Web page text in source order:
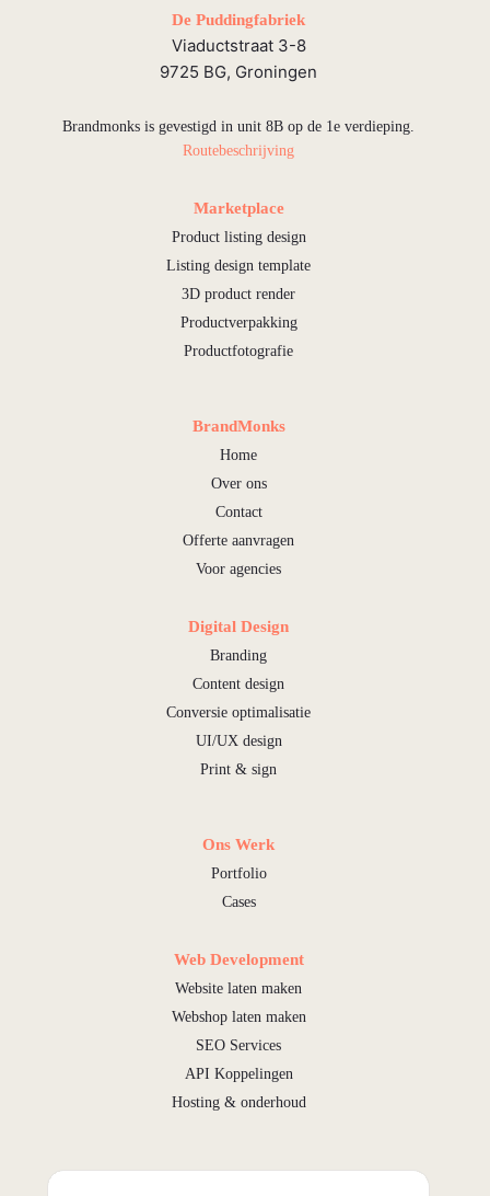
De Puddingfabriek
Viaductstraat 3-8
9725 BG, Groningen
Brandmonks is gevestigd in unit 8B op de 1e verdieping.
Routebeschrijving
Marketplace
Product listing design
Listing design template
3D product render
Productverpakking
Productfotografie
BrandMonks
Home
Over ons
Contact
Offerte aanvragen
Voor agencies
Digital Design
Branding
Content design
Conversie optimalisatie
UI/UX design
Print & sign
Ons Werk
Portfolio
Cases
Web Development
Website laten maken
Webshop laten maken
SEO Services
API Koppelingen
Hosting & onderhoud